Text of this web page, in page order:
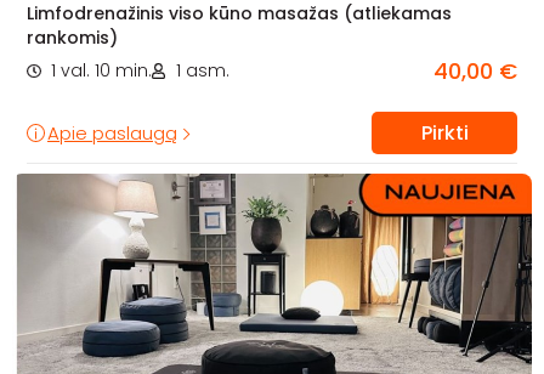
Limfodrenažinis viso kūno masažas (atliekamas
rankomis)
1 val. 10 min.
1 asm. 40,00 €
Apie paslaugą Pirkti